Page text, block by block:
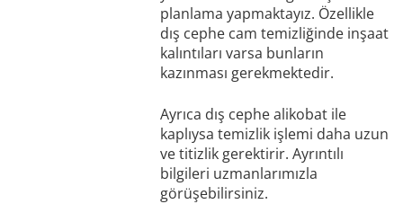
planlama yapmaktayız. Özellikle
dış cephe cam temizliğinde inşaat
kalıntıları varsa bunların
kazınması gerekmektedir.
Ayrıca dış cephe alikobat ile
kaplıysa temizlik işlemi daha uzun
ve titizlik gerektirir. Ayrıntılı
bilgileri uzmanlarımızla
görüşebilirsiniz.